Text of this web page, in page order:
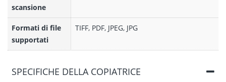
scansione
Formati di file
supportati
TIFF, PDF, JPEG, JPG
SPECIFICHE DELLA COPIATRICE